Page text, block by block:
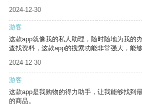
2024-12-30
游客
这款app就像我的私人助理，随时随地为我的
查找资料，这款app的搜索功能非常强大，能
2024-12-30
游客
这款app是我购物的得力助手，让我能够找到
的商品。